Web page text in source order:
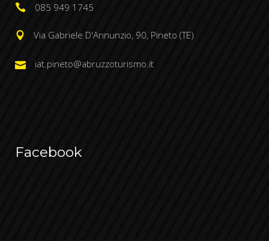
085 949 1745
Via Gabriele D'Annunzio, 90, Pineto (TE)
iat.pineto@abruzzoturismo.it
Facebook